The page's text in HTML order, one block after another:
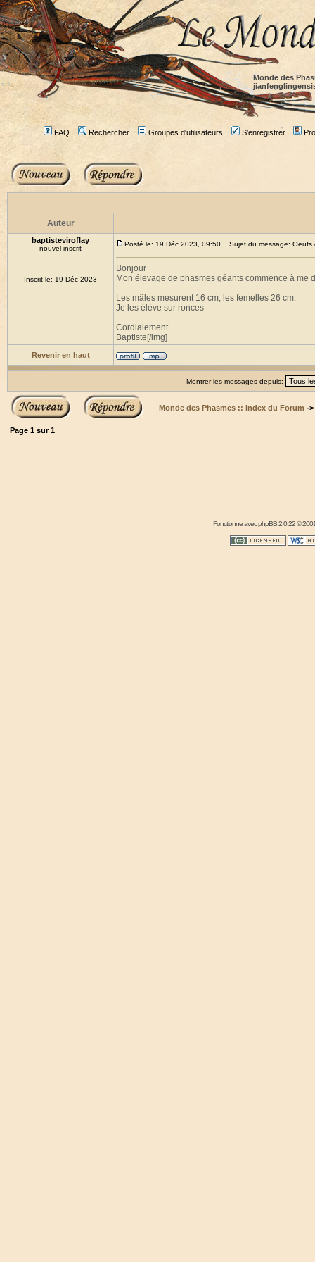
Monde des
FAQ Rechercher Groupes d'utilisateurs S'enregistrer
Auteur
baptisteviroflay
nouvel inscrit
Inscrit le: 19 Déc 2023
Posté le: 19 Déc 2023, 09:50 Sujet du message: Oeufs
Bonjour
Mon élevage de phasmes géants commence à
Les mâles mesurent 16 cm, les femelles 26 cm.
Je les élève sur ronces
Cordialement
Baptiste[/img]
Revenir en haut
Montrer les messages depuis:
Monde des Phasmes :: Index du Forum ->
Page 1 sur1
Fonctionne avecphpBB2.0.22 ©